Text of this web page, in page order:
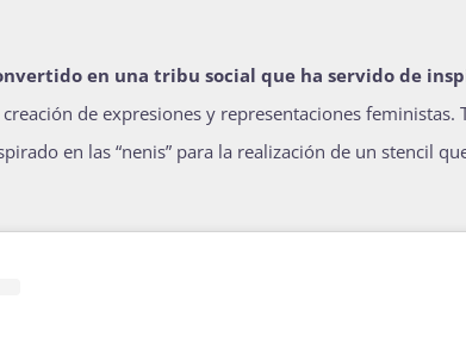
en una tribu social que ha servido de
de expresiones y representaciones feministas.
en las “nenis” para la realización de un stencil